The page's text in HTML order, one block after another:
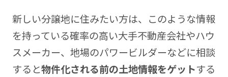
新しい分譲地に住みたい方は、このような情報
を持っている確率の高い大手不動産会社やハウ
スメーカー、地場のパワービルダーなどに相談
すると物件化される前の土地情報をゲットする